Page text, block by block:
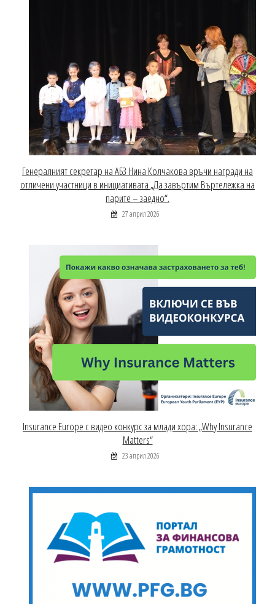
Генералният секретар на АБЗ Нина Колчакова връчи награди на
отличени участници в инициативата „Да завъртим Въртележка на
парите – заедно“.
27 април 2026
Insurance Europe с видео конкурс за млади хора: „Why Insurance
Matters“
23 април 2026